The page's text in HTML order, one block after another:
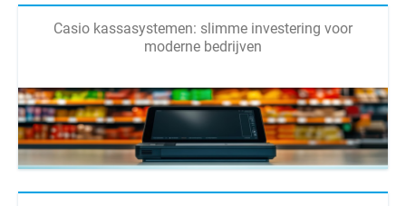
Casio kassasystemen: slimme investering voor
moderne bedrijven